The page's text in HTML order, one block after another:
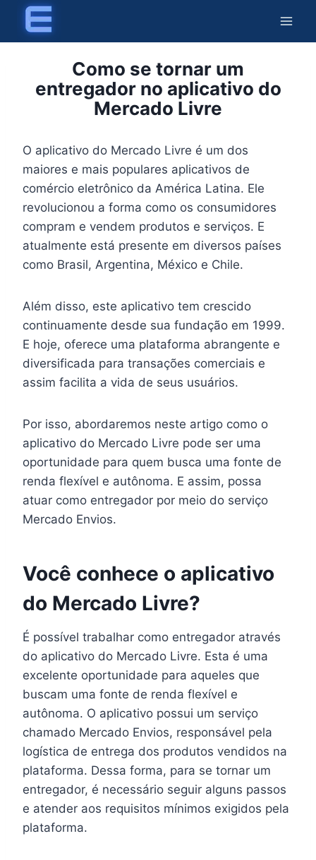
content
Como se tornar um
entregador no aplicativo do
Mercado Livre
O aplicativo do Mercado Livre é um dos
maiores e mais populares aplicativos de
comércio eletrônico da América Latina. Ele
revolucionou a forma como os consumidores
compram e vendem produtos e serviços. E
atualmente está presente em diversos países
como Brasil, Argentina, México e Chile.
Além disso, este aplicativo tem crescido
continuamente desde sua fundação em 1999.
E hoje, oferece uma plataforma abrangente e
diversificada para transações comerciais e
assim facilita a vida de seus usuários.
Por isso, abordaremos neste artigo como o
aplicativo do Mercado Livre pode ser uma
oportunidade para quem busca uma fonte de
renda flexível e autônoma. E assim, possa
atuar como entregador por meio do serviço
Mercado Envios.
Você conhece o aplicativo
do Mercado Livre?
É possível trabalhar como entregador através
do aplicativo do Mercado Livre. Esta é uma
excelente oportunidade para aqueles que
buscam uma fonte de renda flexível e
autônoma. O aplicativo possui um serviço
chamado Mercado Envios, responsável pela
logística de entrega dos produtos vendidos na
plataforma. Dessa forma, para se tornar um
entregador, é necessário seguir alguns passos
e atender aos requisitos mínimos exigidos pela
plataforma.